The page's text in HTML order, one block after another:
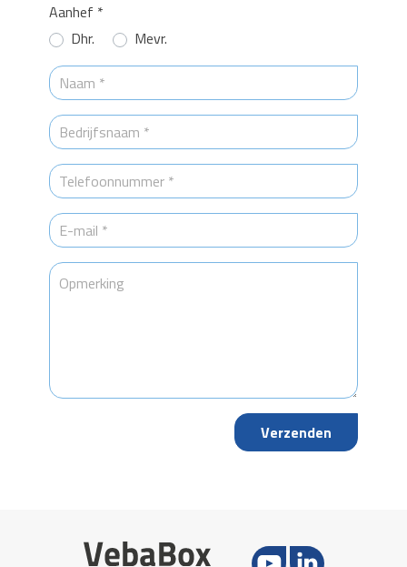
Aanhef *
Dhr.
Mevr.
Verzenden